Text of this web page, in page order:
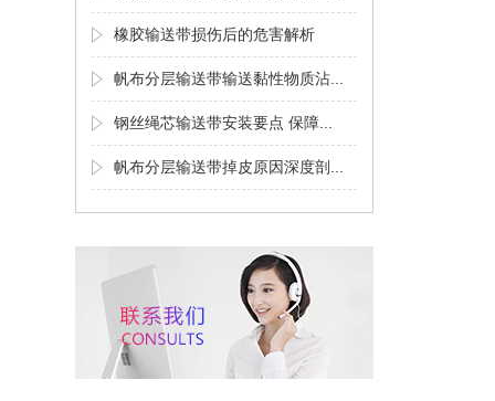
橡胶输送带损伤后的危害解析
帆布分层输送带输送黏性物质沾...
钢丝绳芯输送带安装要点 保障...
帆布分层输送带掉皮原因深度剖...